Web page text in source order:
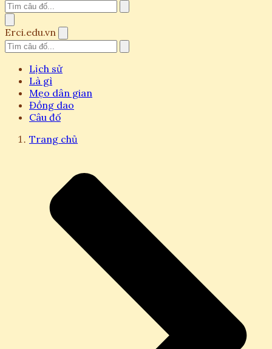
Erci.edu.vn
Lịch sử
Là gì
Mẹo dân gian
Đồng dao
Câu đố
Trang chủ